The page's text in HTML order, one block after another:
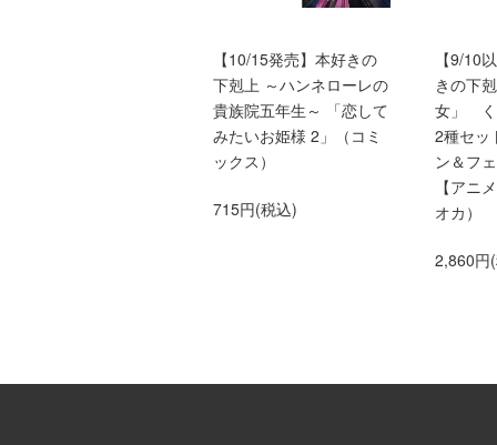
【10/15発売】本好きの
下剋上 ～ハンネローレの
貴族院五年生～ 「恋して
みたいお姫様 2」（コミ
ックス）
715円(税込)
【9/10
きの下
女」 く
2種セッ
ン＆フ
【アニ
オカ）
2,860円